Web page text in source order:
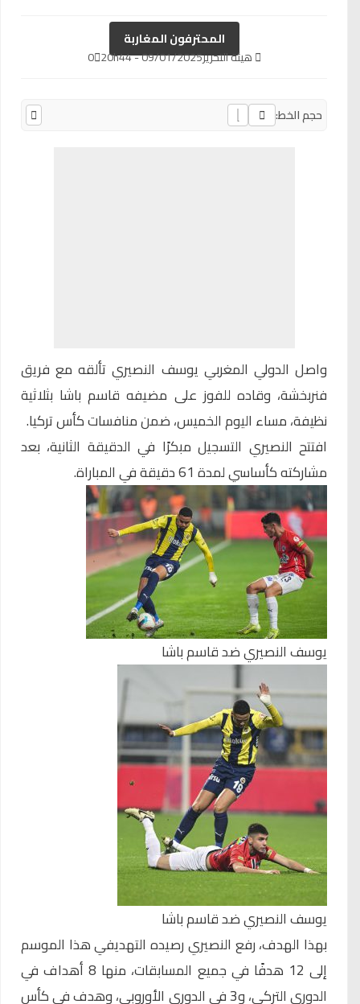
المحترفون المغاربة
هيئة التحرير09/01/2025 - 20h44
0
حجم الخط:
واصل الدولي المغربي يوسف النصيريتألقه مع فريق
فنربخشة، وقاده للفوز على مضيفه قاسم باشا بثلاثية
نظيفة، مساء اليوم الخميس، ضمن منافسات كأس تركيا.
افتتح النصيري التسجيل مبكرًا في الدقيقة الثانية، بعد
مشاركته كأساسي لمدة 61 دقيقة في المباراة.
يوسف النصيري ضد قاسم باشا
يوسف النصيري ضد قاسم باشا
بهذا الهدف، رفع النصيري رصيده التهديفي هذا الموسم
إلى 12 هدفًا في جميع المسابقات، منها 8 أهداف في
الدوري التركي، و3 في الدوري الأوروبي، وهدف في كأس